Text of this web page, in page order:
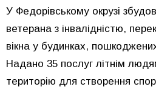
У Федорівському окрузі
ветерана з інвалідністю,
вікна у будинках,
Надано 35 послуг літнім
територію для створення